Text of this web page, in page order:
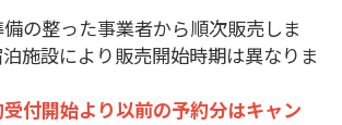
の整った事業者から順次販売しま
施設により販売開始時期は異なりま
付開始より以前の予約分はキャン